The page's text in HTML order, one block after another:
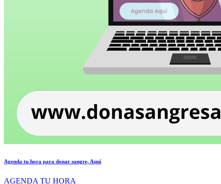
Agenda tu hora para donar sangre, Aquí
AGENDA TU HORA